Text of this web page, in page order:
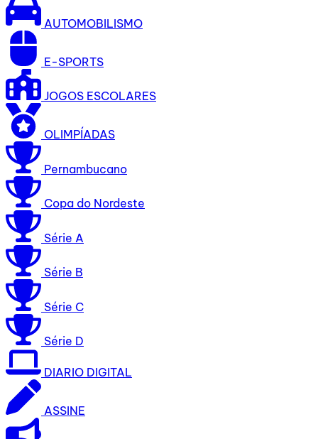
AUTOMOBILISMO
E-SPORTS
JOGOS ESCOLARES
OLIMPÍADAS
Pernambucano
Copa do Nordeste
Série A
Série B
Série C
Série D
DIARIO DIGITAL
ASSINE